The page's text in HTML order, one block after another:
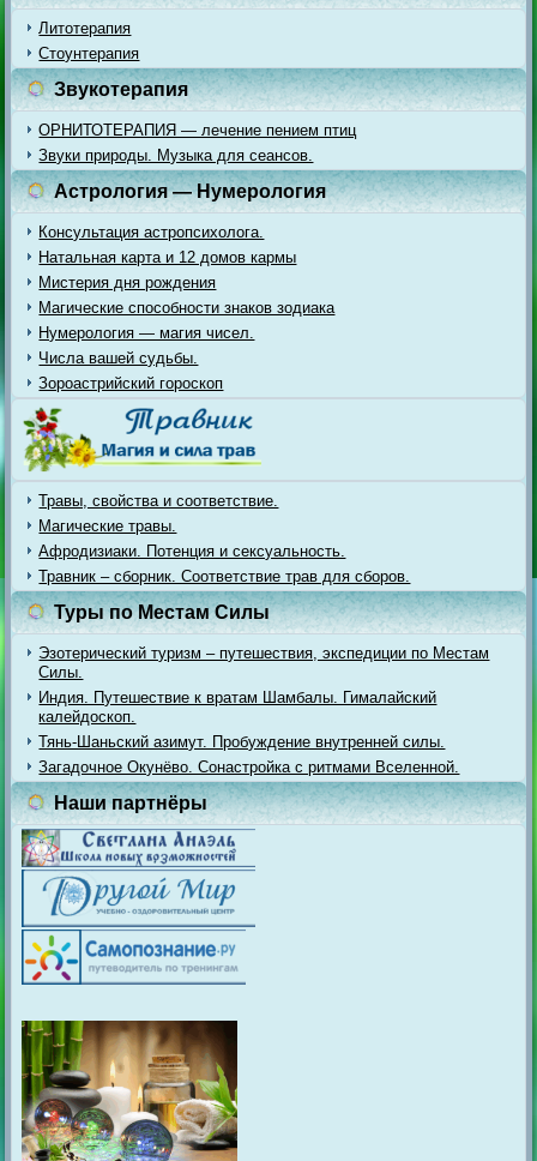
Литотерапия
Стоунтерапия
Звукотерапия
ОРНИТОТЕРАПИЯ — лечение пением птиц
Звуки природы. Музыка для сеансов.
Астрология — Нумерология
Консультация астропсихолога.
Натальная карта и 12 домов кармы
Мистерия дня рождения
Магические способности знаков зодиака
Нумерология — магия чисел.
Числа вашей судьбы.
Зороастрийский гороскоп
Травы, свойства и соответствие.
Магические травы.
Афродизиаки. Потенция и сексуальность.
Травник – сборник. Соответствие трав для сборов.
Туры по Местам Силы
Эзотерический туризм – путешествия, экспедиции по Местам
Силы.
Индия. Путешествие к вратам Шамбалы. Гималайский
калейдоскоп.
Тянь-Шаньский азимут. Пробуждение внутренней силы.
Загадочное Окунёво. Сонастройка с ритмами Вселенной.
Наши партнёры